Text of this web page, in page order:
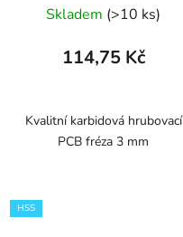
Skladem (>10 ks)
114,75 Kč
Kvalitní karbidová hrubovací
PCB fréza 3 mm
HSS